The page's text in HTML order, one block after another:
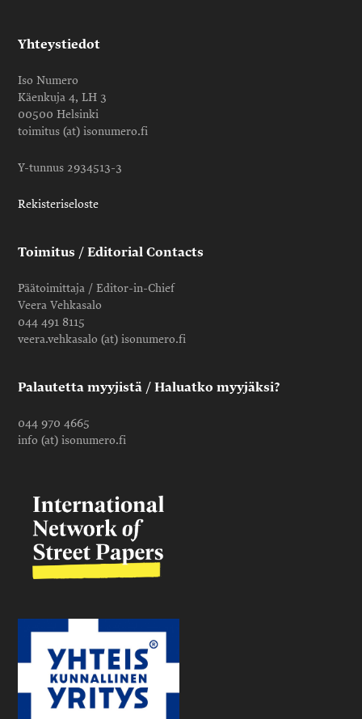
Yhteystiedot
Iso Numero
Käenkuja 4, LH 3
00500 Helsinki
toimitus (at) isonumero.fi
Y-tunnus 2934513-3
Rekisteriseloste
Toimitus / Editorial Contacts
Päätoimittaja / Editor-in-Chief
Veera Vehkasalo
044 491 8115
veera.vehkasalo (at) isonumero.fi
Palautetta myyjistä / Haluatko myyjäksi?
044 970 4665
info (at) isonumero.fi